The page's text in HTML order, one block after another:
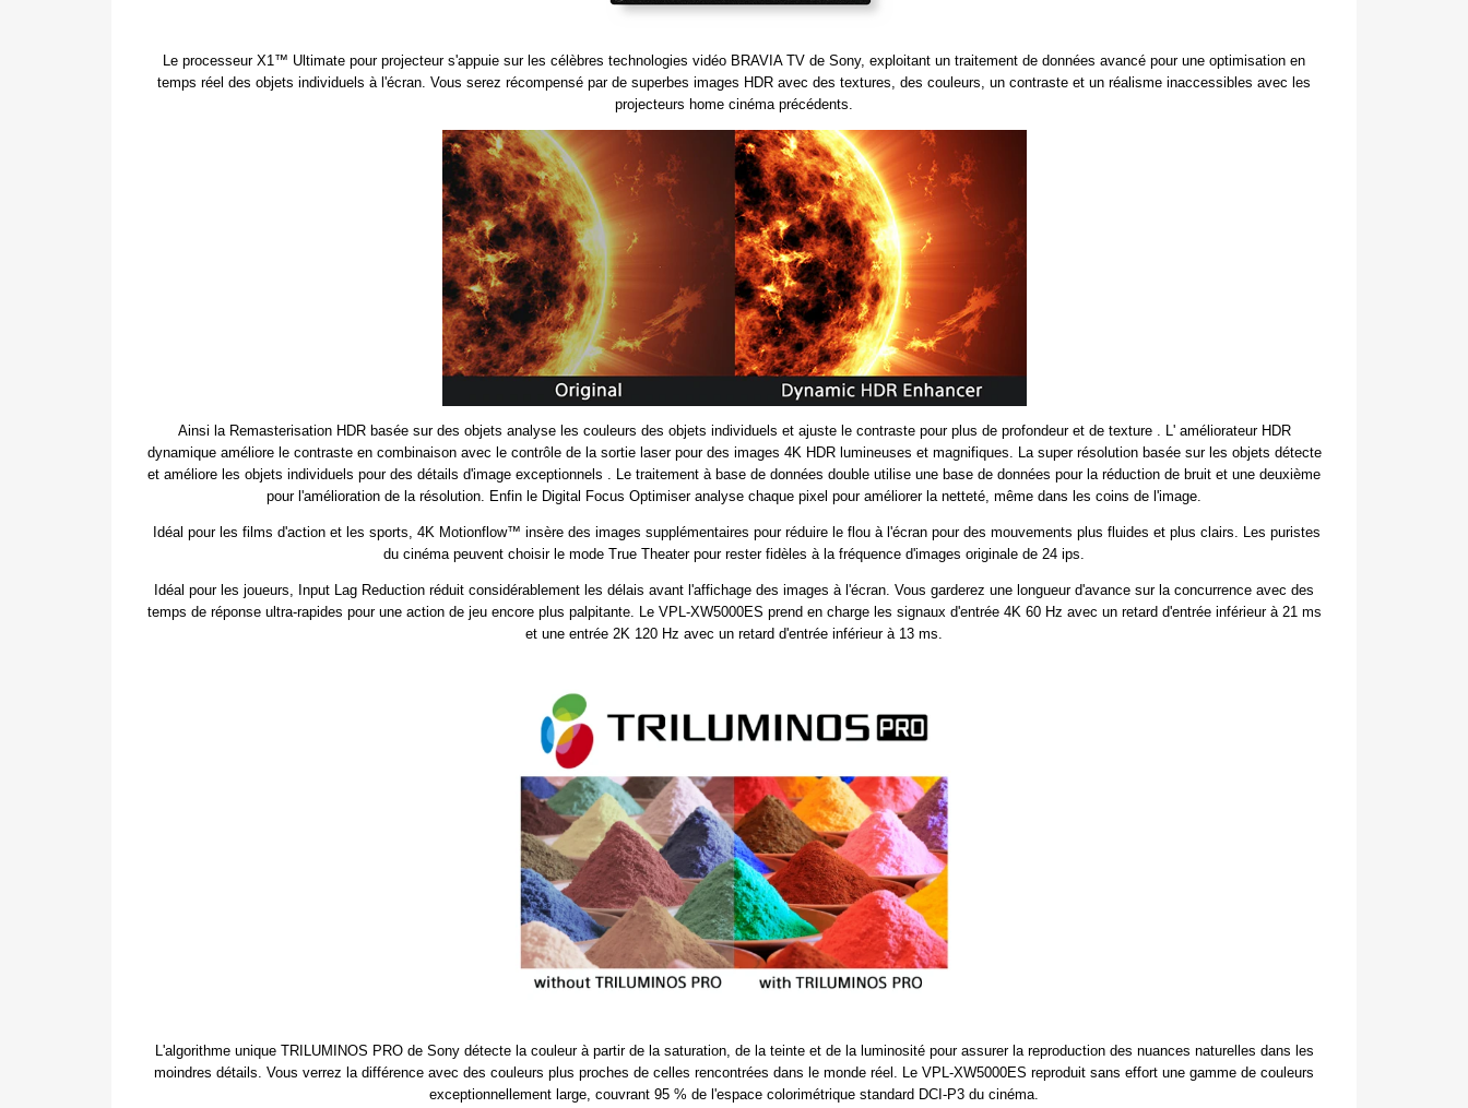
Le processeur X1™ Ultimate pour projecteur s'appuie sur les célèbres technologies vidéo BRAVIA TV de Sony, exploitant un traitement de données avancé pour une optimisation en
temps réel des objets individuels à l'écran. Vous serez récompensé par de superbes images HDR avec des textures, des couleurs, un contraste et un réalisme inaccessibles avec les
projecteurs home cinéma précédents.
Ainsi la Remasterisation HDR basée sur des objets analyse les couleurs des objets individuels et ajuste le contraste pour plus de profondeur et de texture . L' améliorateur HDR
dynamique améliore le contraste en combinaison avec le contrôle de la sortie laser pour des images 4K HDR lumineuses et magnifiques. La super résolution basée sur les objets détecte
et améliore les objets individuels pour des détails d'image exceptionnels . Le traitement à base de données double utilise une base de données pour la réduction de bruit et une deuxième
pour l'amélioration de la résolution. Enfin le Digital Focus Optimiser analyse chaque pixel pour améliorer la netteté, même dans les coins de l'image.
Idéal pour les films d'action et les sports, 4K Motionflow™ insère des images supplémentaires pour réduire le flou à l'écran pour des mouvements plus fluides et plus clairs. Les puristes
du cinéma peuvent choisir le mode True Theater pour rester fidèles à la fréquence d'images originale de 24 ips.
Idéal pour les joueurs, Input Lag Reduction réduit considérablement les délais avant l'affichage des images à l'écran. Vous garderez une longueur d'avance sur la concurrence avec des
temps de réponse ultra-rapides pour une action de jeu encore plus palpitante. Le VPL-XW5000ES prend en charge les signaux d'entrée 4K 60 Hz avec un retard d'entrée inférieur à 21 ms
et une entrée 2K 120 Hz avec un retard d'entrée inférieur à 13 ms.
L'algorithme unique TRILUMINOS PRO de Sony détecte la couleur à partir de la saturation, de la teinte et de la luminosité pour assurer la reproduction des nuances naturelles dans les
moindres détails. Vous verrez la différence avec des couleurs plus proches de celles rencontrées dans le monde réel. Le VPL-XW5000ES reproduit sans effort une gamme de couleurs
exceptionnellement large, couvrant 95 % de l'espace colorimétrique standard DCI-P3 du cinéma.